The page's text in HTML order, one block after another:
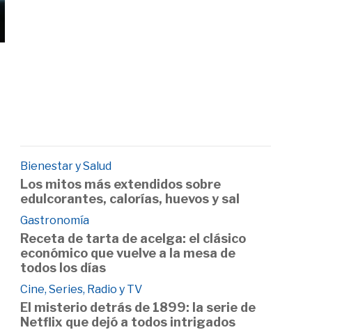
Bienestar y Salud
Los mitos más extendidos sobre
edulcorantes, calorías, huevos y sal
Gastronomía
Receta de tarta de acelga: el clásico
económico que vuelve a la mesa de
todos los días
Cine, Series, Radio y TV
El misterio detrás de 1899: la serie de
Netflix que dejó a todos intrigados